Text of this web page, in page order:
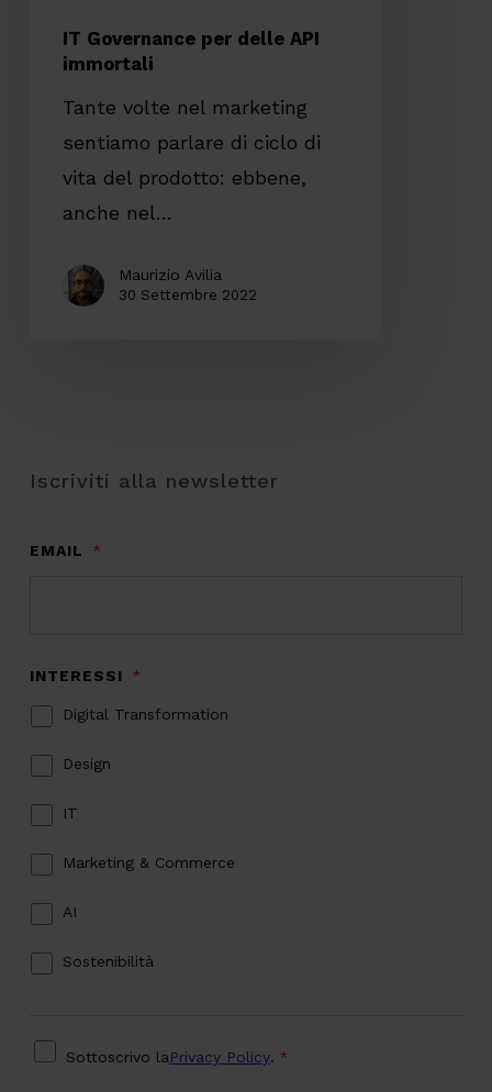
IT Governance per delle API
immortali
Tante volte nel marketing
sentiamo parlare di ciclo di
vita del prodotto: ebbene,
anche nel…
Maurizio Avilia
30 Settembre 2022
Iscriviti alla newsletter
EMAIL *
INTERESSI *
Digital Transformation
Design
IT
Marketing & Commerce
AI
Sostenibilità
Sottoscrivo laPrivacy Policy. *